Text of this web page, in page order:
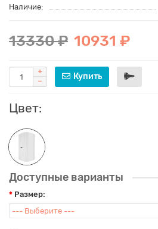
Наличие:
13330 ₽ 10931 ₽
Купить
Цвет:
Доступные варианты
Размер: